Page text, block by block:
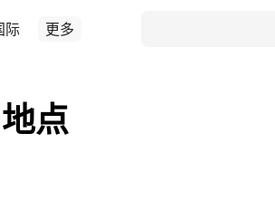
际 更多
点